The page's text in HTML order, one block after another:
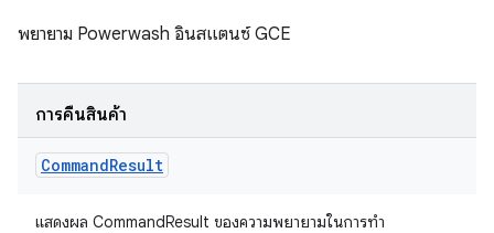
พยายาม Powerwash อินสแตนซ์ GCE
การคืนสินค้า
CommandResult
แสดงผล CommandResult ของความพยายามในการทำ